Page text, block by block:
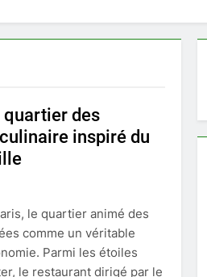
des
inspiré du
le quartier animé des
comme un véritable
Parmi les étoiles
le restaurant dirigé par le